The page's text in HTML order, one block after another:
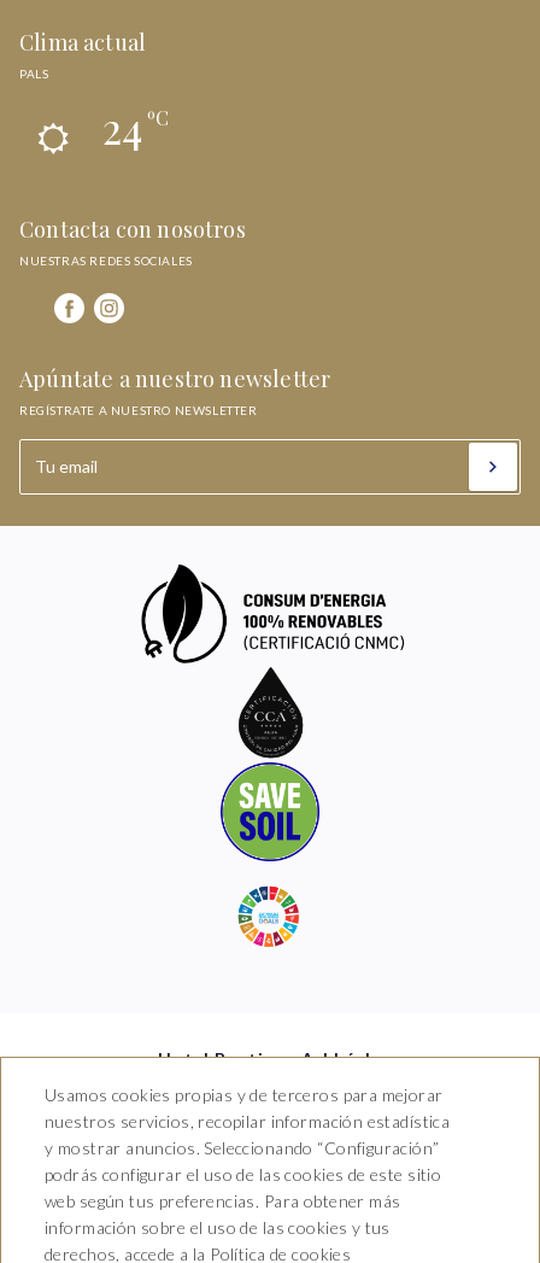
Clima actual
PALS
24ºC
Contacta con nosotros
NUESTRAS REDES SOCIALES
Apúntate a nuestro newsletter
REGÍSTRATE A NUESTRO NEWSLETTER
Hotel Boutique Arkhé de
Pals
Carrer del Raval 5, 17256 Pals,
Girona
T. 681 035 739
HG-004972
Usamos cookies propias y de terceros para mejorar
nuestros servicios, recopilar información estadística
y mostrar anuncios. Seleccionando “Configuración”
podrás configurar el uso de las cookies de este sitio
web según tus preferencias. Para obtener más
información sobre el uso de las cookies y tus
derechos, accede a la Política de cookies